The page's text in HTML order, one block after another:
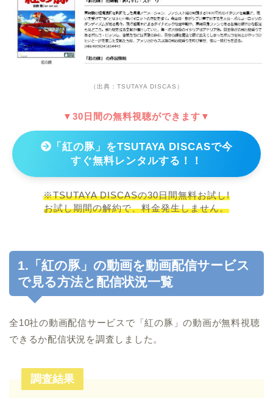
（出典：TSUTAYA DISCAS）
▼30日間の無料視聴ができます▼
「紅の豚」をTSUTAYA DISCASで今
すぐ無料レンタルする！！
※TSUTAYA DISCASの30日間無料お試し!
お試し期間の解約で、料金発生しません。
1.「紅の豚」の動画を動画配信サービス
で見る方法と配信状況一覧
全10社の動画配信サービスで「紅の豚」の動画が無料視聴
できるか配信状況を調査しました。
調査結果